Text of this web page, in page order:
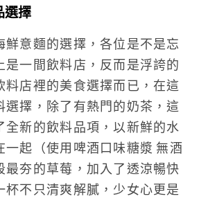
選擇
鮮意麵的選擇，各位是不是忘
是一間飲料店，反而是浮誇的
料店裡的美食選擇而已，在這
選擇，除了有熱門的奶茶，這
全新的飲料品項，以新鮮的水
一起（使用啤酒口味糖漿 無酒
最夯的草莓，加入了透涼暢快
杯不只清爽解膩，少女心更是